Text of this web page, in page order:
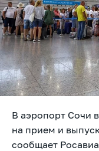
В аэропорт Сочи
на прием и
сообщает